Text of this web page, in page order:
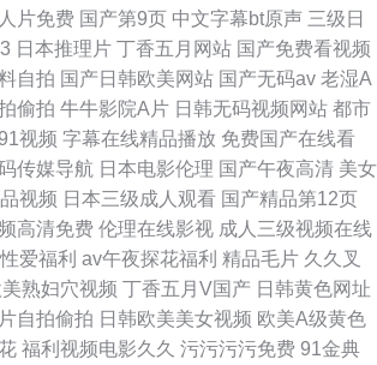
片免费 国产第9页 中文字幕bt原声 三级日
日本推理片 丁香五月网站 国产免费看视频
自拍 国产日韩欧美网站 国产无码av 老湿A
偷拍 牛牛影院A片 日韩无码视频网站 都市
视频 字幕在线精品播放 免费国产在线看
传媒导航 日本电影伦理 国产午夜高清 美女
视频 日本三级成人观看 国产精品第12页
高清免费 伦理在线影视 成人三级视频在线
爱福利 av午夜探花福利 精品毛片 久久叉
熟妇穴视频 丁香五月V国产 日韩黄色网址
自拍偷拍 日韩欧美美女视频 欧美A级黄色
福利视频电影久久 污污污污免费 91金典